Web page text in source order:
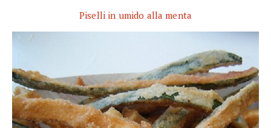
Piselli in umido alla menta